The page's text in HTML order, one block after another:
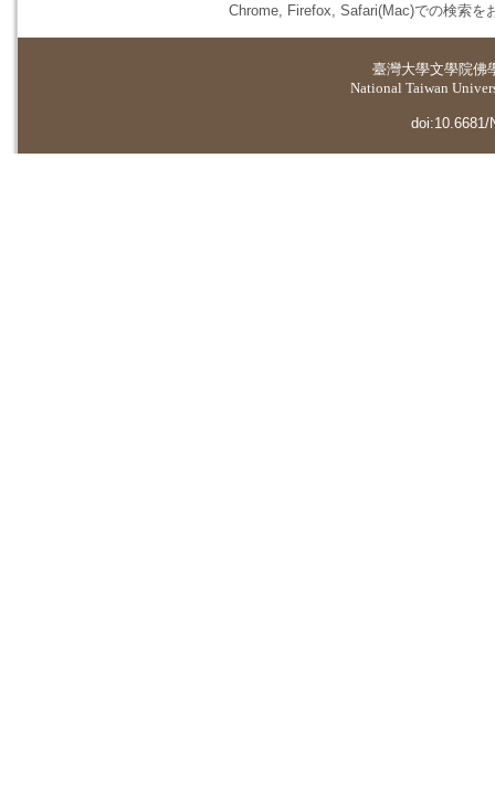
Chrome, Firefox, Safari(Mac)での検索を
臺灣大學文學院佛
National Taiwan
doi:10.6681/